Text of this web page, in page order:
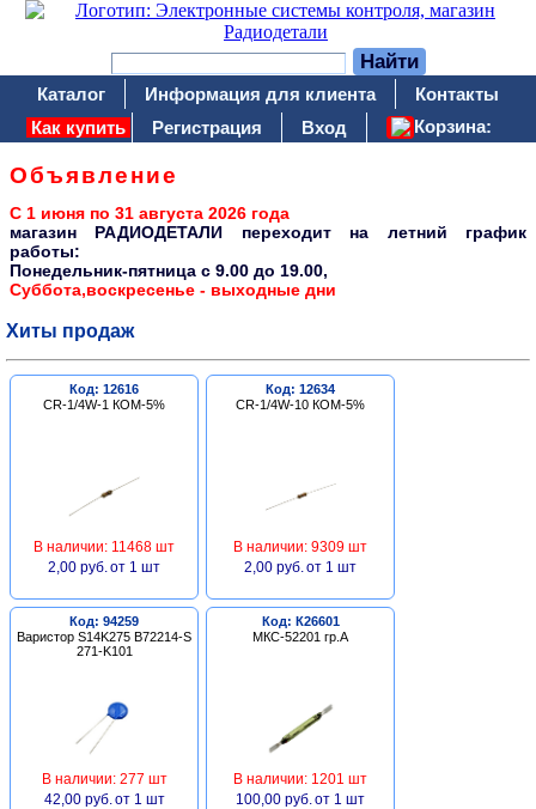
Каталог Информация для клиента
Контакты
Как купить
Регистрация Вход Корзина:
Объявление
С 1 июня по 31 августа 2026 года
магазин РАДИОДЕТАЛИ переходит на летний график
работы:
Понедельник-пятница c 9.00 до 19.00,
Суббота,воскресенье - выходные дни
Хиты продаж
Код: 12616
CR-1/4W-1 КОМ-5%
В наличии: 11468 шт
2,00 руб. от 1 шт
Код: 12634
CR-1/4W-10 КОМ-5%
В наличии: 9309 шт
2,00 руб. от 1 шт
Код: 94259
Варистор S14K275 B72214-S
271-K101
В наличии: 277 шт
42,00 руб. от 1 шт
Код: К26601
МКС-52201 гр.А
В наличии: 1201 шт
100,00 руб. от 1 шт